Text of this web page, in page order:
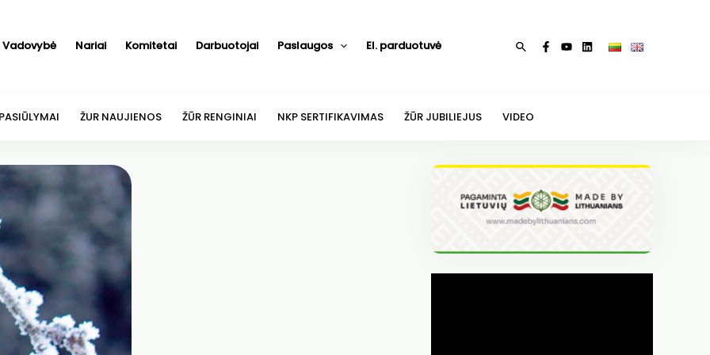
Vadovybė Nariai Komitetai Darbuotojai Paslaugos El. parduotuvė Paieška
ŽUR NAUJIENOS ŽŪR RENGINIAI NKP SERTIFIKAVIMAS ŽŪR JUBILIEJUS VIDEO